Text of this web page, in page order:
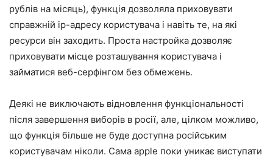
рублів на місяць), функція дозволяла приховувати
справжній ip-адресу користувача і навіть те, на які
ресурси він заходить. Проста настройка дозволяє
приховувати місце розташування користувача і
займатися веб-серфінгом без обмежень.
Деякі не виключають відновлення функціональності
після завершення виборів в росії, але, цілком можливо,
що функція більше не буде доступна російським
користувачам ніколи. Сама apple поки уникає виступати